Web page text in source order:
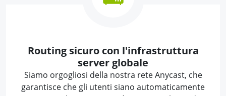
Routing sicuro con l'infrastruttura
server globale
Siamo orgogliosi della nostra rete Anycast, che
garantisce che gli utenti siano automaticamente